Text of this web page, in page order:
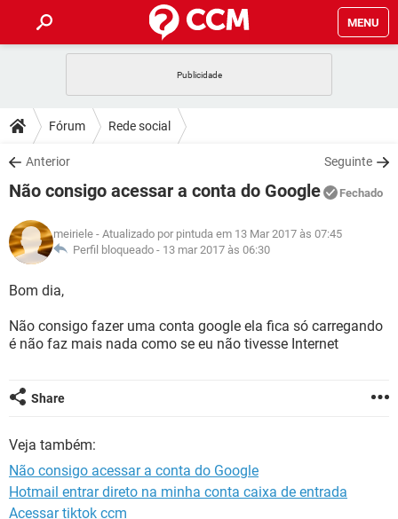
MENU
CELULAR
OUTLOOK
INSTAGRAM GMAIL
GUIA DE COMPRAS
DICAS
JOGOS
INSTAGRAM GMAIL
GUIA DE COMPRAS
DOWNLOADS
JOGOS WHATSAPP
CELULAR
OUTLOOK EXCEL
INSTAGRAM
JOGOS WHATSAPP
CELULAR
OUTLOOK
INSTAGRAM GMAIL
GLOSSÁRIO
JOGOS
OUTLOOK EXCEL
GUIA DE COMPRAS
Fórum Rede social
Anterior Seguinte
Não consigo acessar a conta do Google Fechado
meiriele - Atualizado por pintuda em 13 Mar 2017 às 07:45
Perfil bloqueado - 13 mar 2017 às 06:30
Bom dia,
Não consigo fazer uma conta google ela fica só carregando
é não faz mais nada como se eu não tivesse Internet
Share
Veja também:
Não consigo acessar a conta do Google
Hotmail entrar direto na minha conta caixa de entrada
Acessar tiktok ccm